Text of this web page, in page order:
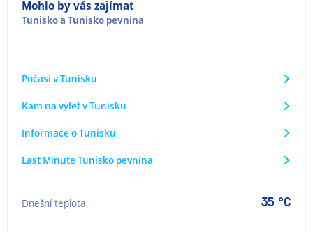
Mohlo by vás zajímat
Tuniskoa Tunisko pevnina
Počasí v Tunisku
Kam na výlet v Tunisku
Informace o Tunisku
Last Minute Tunisko pevnina
Dnešní teplota 35 °C